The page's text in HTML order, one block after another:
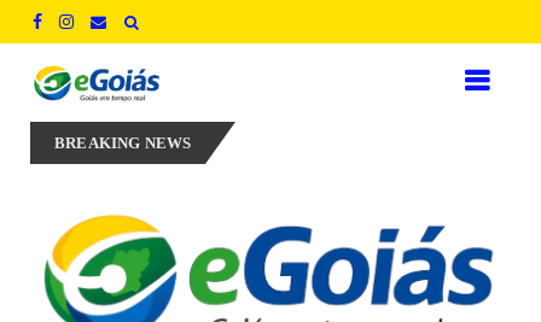
BREAKING NEWS
inovação e geração de empregos para defender novo ciclo